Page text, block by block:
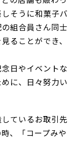
そうに和菓子バ
組合員さん同士
ることができ、
日やイベントな
に、日々努力い
ているお取引先
、「コープみや